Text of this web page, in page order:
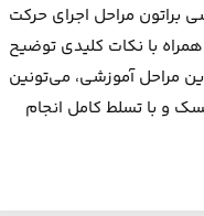
براتون مراحل اجرای حرکت
با نکات کلیدی توضیح
مراحل آموزشی، می‌تونین
و با تسلط کامل انجام